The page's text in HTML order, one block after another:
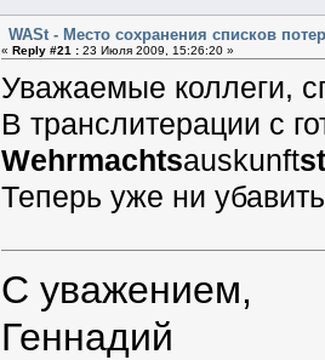
WASt - Место сохранения списков
« Reply #21 :23 Июля 2009, 15:26:20 »
Уважаемые коллеги,
В транслитерации с
Wehrmachtsauskunft
Теперь уже ни
С уважением,
Геннадий